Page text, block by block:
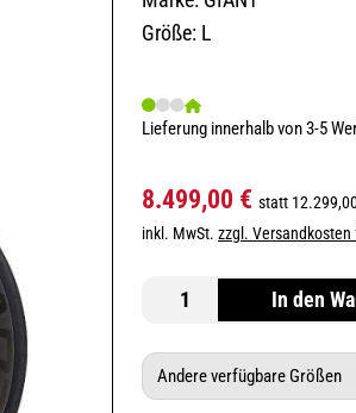
Größe: L
Lieferung innerhalb von 3-5
8.499,00 € statt
inkl. MwSt. zzgl. Versandkosten
In den
Andere verfügbare Größen